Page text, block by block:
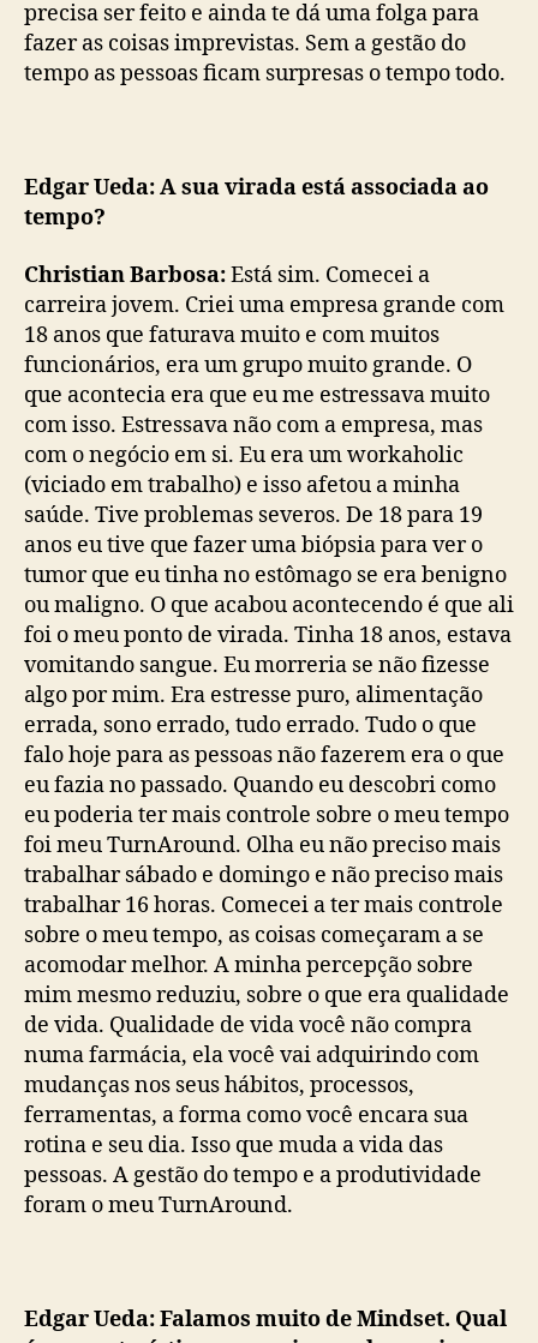
precisa ser feito e ainda te dá uma folga para
fazer as coisas imprevistas. Sem a gestão do
tempo as pessoas ficam surpresas o tempo todo.
Edgar Ueda: A sua virada está associada ao
tempo?
Christian Barbosa:Está sim. Comecei a
carreira jovem. Criei uma empresa grande com
18 anos que faturava muito e com muitos
funcionários, era um grupo muito grande. O
que acontecia era que eu me estressava muito
com isso. Estressava não com a empresa, mas
com o negócio em si. Eu era um workaholic
(viciado em trabalho) e isso afetou a minha
saúde. Tive problemas severos. De 18 para 19
anos eu tive que fazer uma biópsia para ver o
tumor que eu tinha no estômago se era benigno
ou maligno. O que acabou acontecendo é que ali
foi o meu ponto de virada. Tinha 18 anos, estava
vomitando sangue. Eu morreria se não fizesse
algo por mim. Era estresse puro, alimentação
errada, sono errado, tudo errado. Tudo o que
falo hoje para as pessoas não fazerem era o que
eu fazia no passado. Quando eu descobri como
eu poderia ter mais controle sobre o meu tempo
foi meu TurnAround. Olha eu não preciso mais
trabalhar sábado e domingo e não preciso mais
trabalhar 16 horas. Comecei a ter mais controle
sobre o meu tempo, as coisas começaram a se
acomodar melhor. A minha percepção sobre
mim mesmo reduziu, sobre o que era qualidade
de vida. Qualidade de vida você não compra
numa farmácia, ela você vai adquirindo com
mudanças nos seus hábitos, processos,
ferramentas, a forma como você encara sua
rotina e seu dia. Isso que muda a vida das
pessoas. A gestão do tempo e a produtividade
foram o meu TurnAround.
Edgar Ueda: Falamos muito de Mindset. Qual